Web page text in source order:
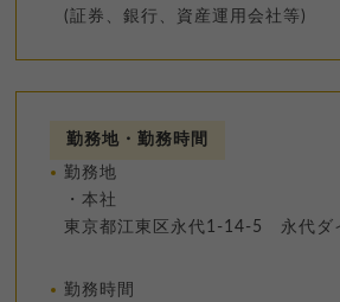
(証券、銀行、資産運用会社等)
勤務地・勤務時間
勤務地
・本社
東京都江東区永代1-14-5 永代ダ
勤務時間